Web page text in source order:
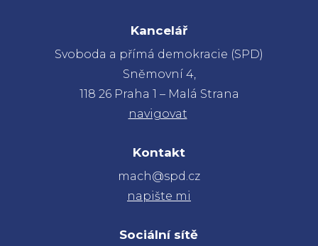
Kancelář
Svoboda a přímá demokracie (SPD)
Sněmovní 4,
118 26 Praha 1 – Malá Strana
navigovat
Kontakt
mach@spd.cz
napište mi
Sociální sítě